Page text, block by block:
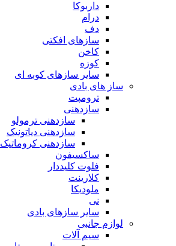
داربوکا
درام
دف
سازهای افکتی
کاخن
کوزه
سایر سازهای کوبه ای
ساز های بادی
ترومپت
سازدهنی
سازدهنی ترمولو
سازدهنی دیاتونیک
سازدهنی کروماتیک
ساکسیفون
فلوت کلیددار
کلارینت
ملودیکا
نی
سایر سازهای بادی
لوازم جانبی
سیم آلات